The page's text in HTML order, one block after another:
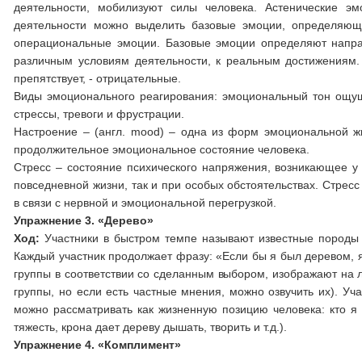
деятельности, мобилизуют силы человека. Астенические
деятельности можно выделить базовые эмоции,
операциональные эмоции. Базовые эмоции определяют
различным условиям деятельности, к реальным
препятствует, - отрицательные.
Виды эмоционального реагирования: эмоциональный тон
стрессы, тревоги и фрустрации.
Настроение – (англ. mood) – одна из форм эмоциональной
продолжительное эмоциональное состояние человека.
Стресс – состояние психического напряжения, возникающее
повседневной жизни, так и при особых обстоятельствах.
в связи с нервной и эмоциональной перегрузкой.
Упражнение 3. «Дерево»
Ход: Участники в быстром темпе называют известные
Каждый участник продолжает фразу: «Если бы я был деревом,
группы в соответствии со сделанным выбором, изображают
группы, но если есть частные мнения, можно озвучить их).
можно рассматривать как жизненную позицию человека: кто
тяжесть, крона дает дереву дышать, творить и т.д.).
Упражнение 4. «Комплимент»